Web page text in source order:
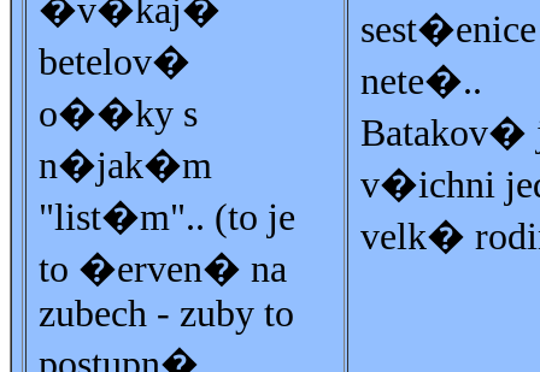
�v�kaj�
betelov�
o��ky s
n�jak�m
"list�m".. (to je
to �erven� na
zubech - zuby to
nete�..
Batakov�
v�ichni
velk�